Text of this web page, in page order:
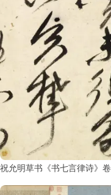
祝允明草书《书七言律诗》卷